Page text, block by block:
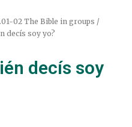
02 The Bible in groups /
decís soy yo?
decís soy